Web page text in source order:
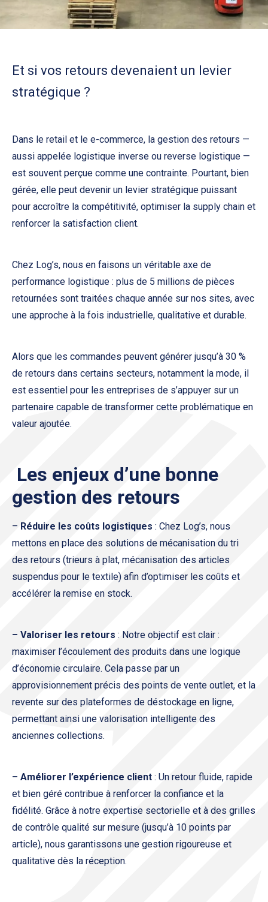
Et si vos retours devenaient un levier
stratégique ?
Dans le retail et le e-commerce, la gestion des retours —
aussi appelée logistique inverse ou reverse logistique —
est souvent perçue comme une contrainte. Pourtant, bien
gérée, elle peut devenir un levier stratégique puissant
pour accroître la compétitivité, optimiser la supply chain et
renforcer la satisfaction client.
Chez Log’s, nous en faisons un véritable axe de
performance logistique : plus de 5 millions de pièces
retournées sont traitées chaque année sur nos sites, avec
une approche à la fois industrielle, qualitative et durable.
Alors que les commandes peuvent générer jusqu’à 30 %
de retours dans certains secteurs, notamment la mode, il
est essentiel pour les entreprises de s’appuyer sur un
partenaire capable de transformer cette problématique en
valeur ajoutée.
Les enjeux d’une bonne
gestion des retours
– Réduire les coûts logistiques : Chez Log’s, nous
mettons en place des solutions de mécanisation du tri
des retours (trieurs à plat, mécanisation des articles
suspendus pour le textile) afin d’optimiser les coûts et
accélérer la remise en stock.
– Valoriser les retours : Notre objectif est clair :
maximiser l’écoulement des produits dans une logique
d’économie circulaire. Cela passe par un
approvisionnement précis des points de vente outlet, et la
revente sur des plateformes de déstockage en ligne,
permettant ainsi une valorisation intelligente des
anciennes collections.
– Améliorer l’expérience client : Un retour fluide, rapide
et bien géré contribue à renforcer la confiance et la
fidélité. Grâce à notre expertise sectorielle et à des grilles
de contrôle qualité sur mesure (jusqu’à 10 points par
article), nous garantissons une gestion rigoureuse et
qualitative dès la réception.